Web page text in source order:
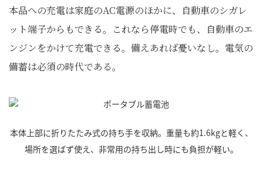
本品への充電は家庭のAC電源のほかに、自動車のシガレ
ット端子からもできる。これなら停電時でも、自動車のエ
ンジンをかけて充電できる。備えあれば憂いなし。電気の
備蓄は必須の時代である。
本体上部に折りたたみ式の持ち手を収納。重量も約1.6kgと軽く、
場所を選ばず使え、非常用の持ち出し時にも負担が軽い。